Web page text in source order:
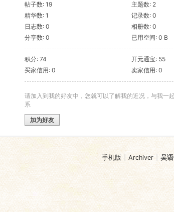
帖子数: 19
主题数: 2
精华数: 1
记录数: 0
日志数: 0
相册数: 0
分享数: 0
已用空间: 0 B
积分: 74
开元通宝: 55
买家信用: 0
卖家信用: 0
请加入到我的好友中，您就可以了解我的近况，与我一
系
加为好友
手机版 Archiver 吴